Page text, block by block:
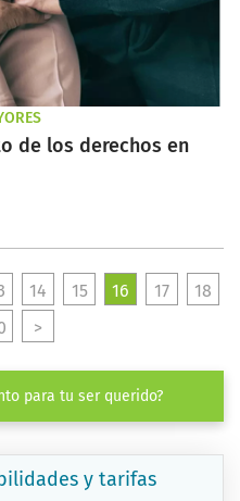
de los derechos en
14 15 16 17
18
>
para tu ser querido?
y tarifas